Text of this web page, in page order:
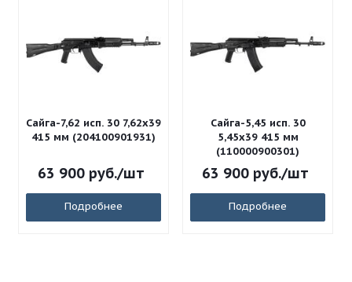
Сайга-7,62 исп. 30 7,62x39
415 мм (204100901931)
63 900руб./шт
Подробнее
Сайга-5,45 исп. 30
5,45x39 415 мм
(110000900301)
63 900руб./шт
Подробнее